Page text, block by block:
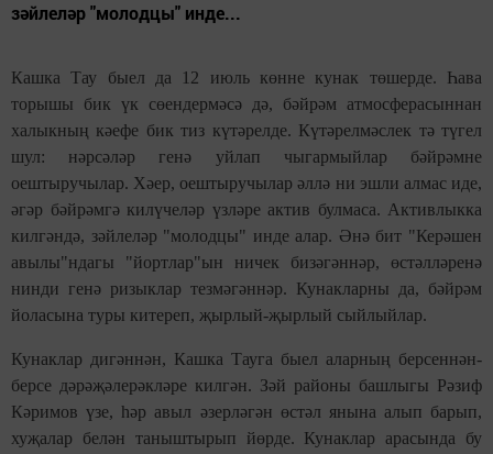
зәйлеләр "молодцы" инде...
Кашка Тау быел да 12 июль көнне кунак төшерде. Һава
торышы бик үк сөендермәсә дә, бәйрәм атмосферасыннан
халыкның кәефе бик тиз күтәрелде. Күтәрелмәслек тә түгел
шул: нәрсәләр генә уйлап чыгармыйлар бәйрәмне
оештыручылар. Хәер, оештыручылар әллә ни эшли алмас иде,
әгәр бәйрәмгә килүчеләр үзләре актив булмаса. Активлыкка
килгәндә, зәйлеләр "молодцы" инде алар. Әнә бит "Керәшен
авылы"ндагы "йортлар"ын ничек бизәгәннәр, өстәлләренә
нинди генә ризыклар тезмәгәннәр. Кунакларны да, бәйрәм
йоласына туры китереп, җырлый-җырлый сыйлыйлар.
Кунаклар дигәннән, Кашка Тауга быел аларның берсеннән-
берсе дәрәҗәлерәкләре килгән. Зәй районы башлыгы Рәзиф
Кәримов үзе, һәр авыл әзерләгән өстәл янына алып барып,
хуҗалар белән таныштырып йөрде. Кунаклар арасында бу